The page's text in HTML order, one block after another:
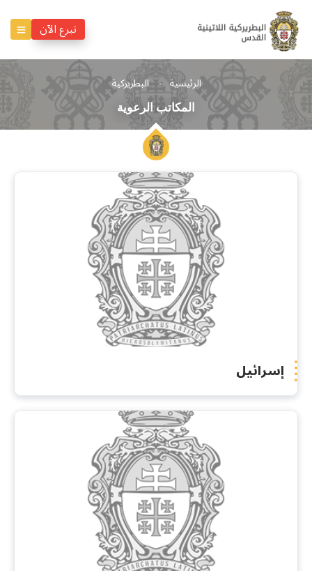
تبرع الآن
الرئيسية البطريركية
المكاتب الرعوية
إسرائيل